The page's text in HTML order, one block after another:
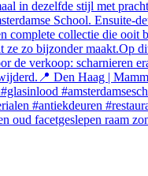
oud facetgeslepen raam